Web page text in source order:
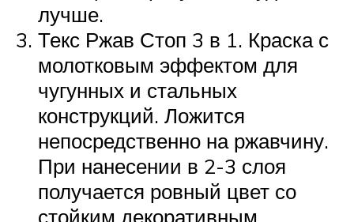
лучше.
Текс Ржав Стоп 3 в 1. Краска с
молотковым эффектом для
чугунных и стальных
конструкций. Ложится
непосредственно на ржавчину.
При нанесении в 2-3 слоя
получается ровный цвет со
стойким декоративным